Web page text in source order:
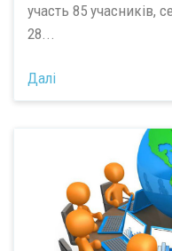
участь 85 учасників,
28...
Далі